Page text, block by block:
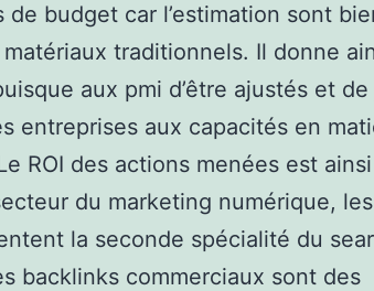
de budget car l’estimation sont
traditionnels. Il donne
aux pmi d’être ajustés et
entreprises aux capacités en
ROI des actions menées est
du marketing numérique,
la seconde spécialité du
backlinks commerciaux sont des